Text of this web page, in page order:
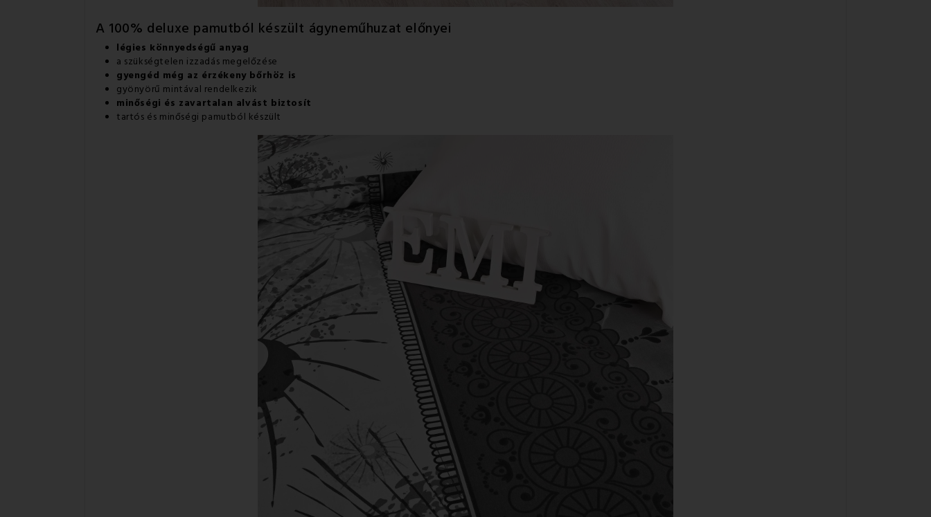
A 100% deluxe pamutból készült ágyneműhuzat előnyei
légies könnyedségű anyag
a szükségtelen izzadás megelőzése
gyengéd még az érzékeny bőrhöz is
gyönyörű mintával rendelkezik
minőségi és zavartalan alvást biztosít
tartós és minőségi pamutból készült